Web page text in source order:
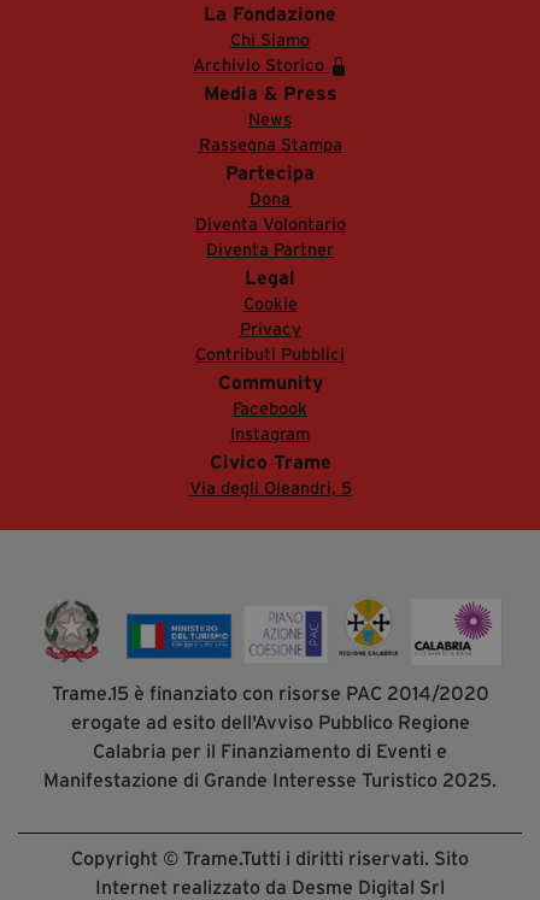
La Fondazione
Chi Siamo
Archivio Storico
Media & Press
News
Rassegna Stampa
Partecipa
Dona
Diventa Volontario
Diventa Partner
Legal
Cookie
Privacy
Contributi Pubblici
Community
Facebook
Instagram
Civico Trame
Via degli Oleandri, 5
Trame.15 è finanziato con risorse PAC 2014/2020
erogate ad esito dell'Avviso Pubblico Regione
Calabria per il Finanziamento di Eventi e
Manifestazione di Grande Interesse Turistico 2025.
Copyright © Trame.Tutti i diritti riservati. Sito
Internet realizzato da Desme Digital Srl